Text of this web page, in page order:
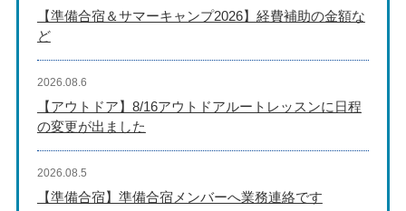
【準備合宿＆サマーキャンプ2026】経費補助の金額な
ど
【アウトドア】8/16アウトドアルートレッスンに日程
の変更が出ました
2026.08.6
【準備合宿】準備合宿メンバーへ業務連絡です
2026.08.5